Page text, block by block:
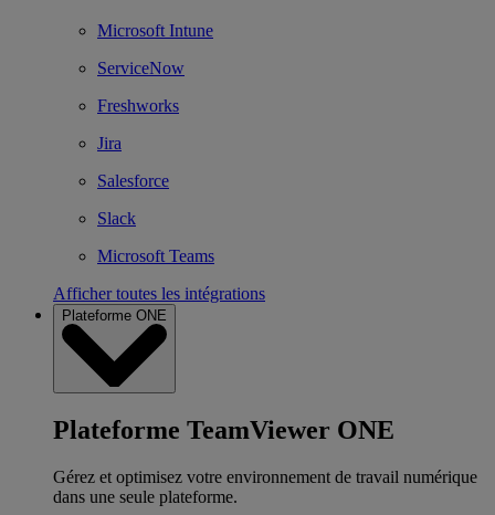
Microsoft Intune
ServiceNow
Freshworks
Jira
Salesforce
Slack
Microsoft Teams
Afficher toutes les intégrations
Plateforme ONE
Plateforme TeamViewer ONE
Gérez et optimisez votre environnement de travail numérique
dans une seule plateforme.